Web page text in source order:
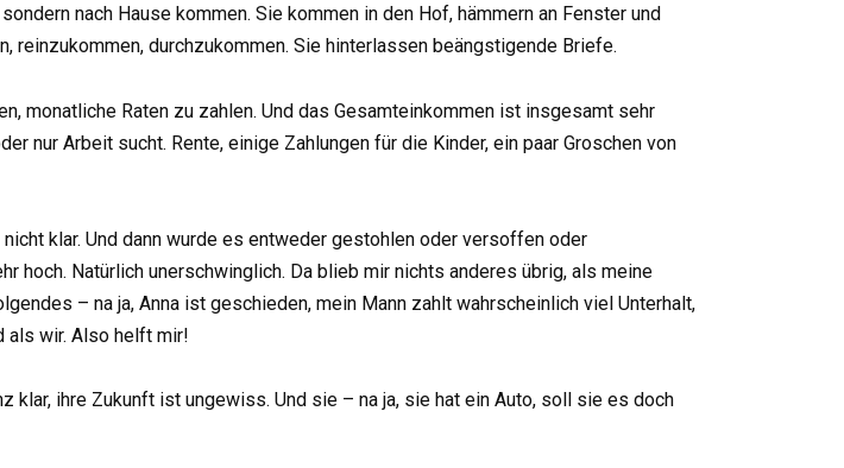
nach Hause kommen. Sie kommen in den Hof, hämmern an Fenster und
reinzukommen, durchzukommen. Sie hinterlassen beängstigende Briefe.
monatliche Raten zu zahlen. Und das Gesamteinkommen ist insgesamt sehr
nur Arbeit sucht. Rente, einige Zahlungen für die Kinder, ein paar Groschen von
klar. Und dann wurde es entweder gestohlen oder versoffen oder
hoch. Natürlich unerschwinglich. Da blieb mir nichts anderes übrig, als meine
– na ja, Anna ist geschieden, mein Mann zahlt wahrscheinlich viel Unterhalt,
als wir. Also helft mir!
ihre Zukunft ist ungewiss. Und sie – na ja, sie hat ein Auto, soll sie es doch